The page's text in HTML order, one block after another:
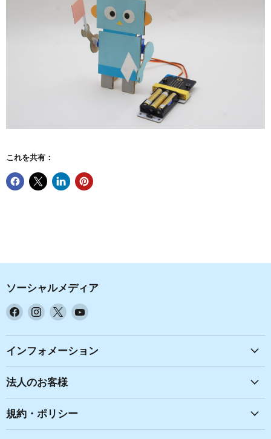
これを共有：
ソーシャルメディア
Facebook
見
つ
て
く
だ
さ
い
Instagram
見
つ
て
く
だ
さ
い
X
見
つ
て
く
だ
さ
い
YouTube
見
つ
だ
い
インフォメーション
法人のお客様
規約・ポリシー